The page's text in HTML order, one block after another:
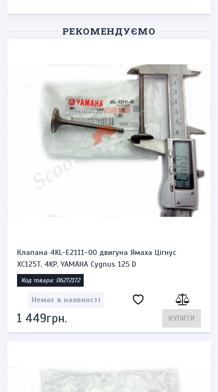
РЕКОМЕНДУЄМО
Клапана 4KL-E2111-00 двигуна Ямаха Цігнус
XC125T, 4KP, YAMAHA Cygnus 125 D
Код товара: 06272172
Немає в наявності
1 449грн. КУПИТИ